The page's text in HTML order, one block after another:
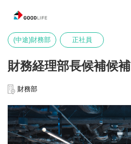
(中途)財務部 正社員
財務経理部長候補候補
財務部